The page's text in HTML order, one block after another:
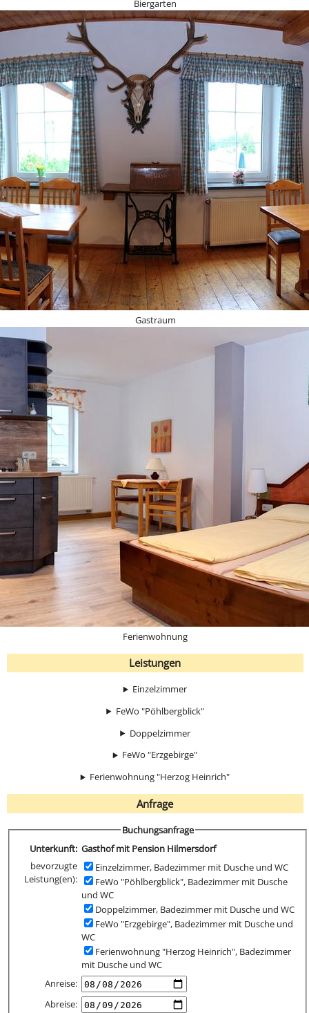
Biergarten
Gastraum
Ferienwohnung
Leistungen
Einzelzimmer
FeWo "Pöhlbergblick"
Doppelzimmer
FeWo "Erzgebirge"
Ferienwohnung "Herzog Heinrich"
Anfrage
Buchungsanfrage
Unterkunft: Gasthof mit Pension Hilmersdorf
bevorzugte
Leistung(en):
Einzelzimmer, Badezimmer mit Dusche und WC
FeWo "Pöhlbergblick", Badezimmer mit Dusche
und WC
Doppelzimmer, Badezimmer mit Dusche und WC
FeWo "Erzgebirge", Badezimmer mit Dusche und
WC
Ferienwohnung "Herzog Heinrich", Badezimmer
mit Dusche und WC
Anreise:
Abreise: